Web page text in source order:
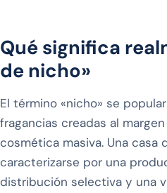
Qué significa
de nicho»
El término «nicho» se
fragancias creadas al
cosmética masiva. Una casa
caracterizarse por una
distribución selectiva y una